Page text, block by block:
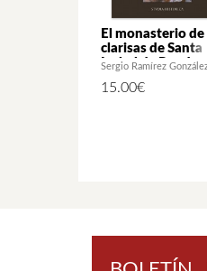
El monasterio de
clarisas de Santa
Isabel de Ronda
Sergio Ramírez
15.00€